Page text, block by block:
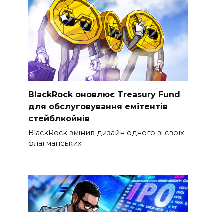
BlackRock оновлює Treasury Fund
для обслуговування емітентів
стейблкойнів
BlackRock змінив дизайн одного зі своїх
флагманських